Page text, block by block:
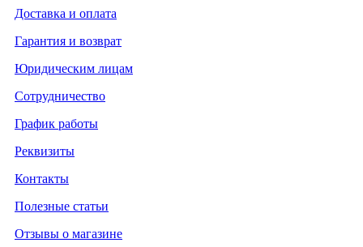
Доставка и оплата
Гарантия и возврат
Юридическим лицам
Сотрудничество
График работы
Реквизиты
Контакты
Полезные статьи
Отзывы о магазине